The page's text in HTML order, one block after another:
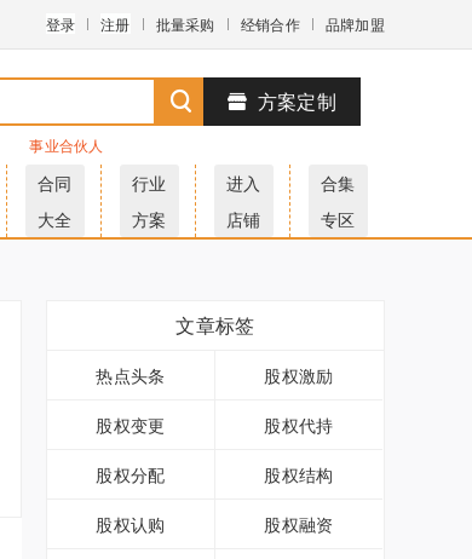
登录 注册 批量采购 经销合作 品牌加盟
事业合伙人
方案定制
合同
大全
行业
方案
进入
店铺
合集
专区
文章标签
热点头条 股权激励
股权变更 股权代持
股权分配 股权结构
股权认购 股权融资